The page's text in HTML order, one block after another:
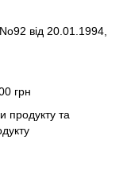
від 20.01.1994,
грн
продукту та